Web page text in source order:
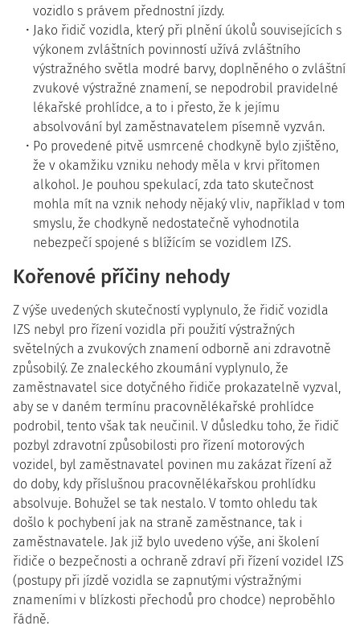
vozidlo s právem přednostní jízdy.
Jako řidič vozidla, který při plnění úkolů souvisejících s
výkonem zvláštních povinností užívá zvláštního
výstražného světla modré barvy, doplněného o zvláštní
zvukové výstražné znamení, se nepodrobil pravidelné
lékařské prohlídce, a to i přesto, že k jejímu
absolvování byl zaměstnavatelem písemně vyzván.
Po provedené pitvě usmrcené chodkyně bylo zjištěno,
že v okamžiku vzniku nehody měla v krvi přítomen
alkohol. Je pouhou spekulací, zda tato skutečnost
mohla mít na vznik nehody nějaký vliv, například v tom
smyslu, že chodkyně nedostatečně vyhodnotila
nebezpečí spojené s blížícím se vozidlem IZS.
Kořenové příčiny nehody
Z výše uvedených skutečností vyplynulo, že řidič vozidla
IZS nebyl pro řízení vozidla při použití výstražných
světelných a zvukových znamení odborně ani zdravotně
způsobilý. Ze znaleckého zkoumání vyplynulo, že
zaměstnavatel sice dotyčného řidiče prokazatelně vyzval,
aby se v daném termínu pracovnělékařské prohlídce
podrobil, tento však tak neučinil. V důsledku toho, že řidič
pozbyl zdravotní způsobilosti pro řízení motorových
vozidel, byl zaměstnavatel povinen mu zakázat řízení až
do doby, kdy příslušnou pracovnělékařskou prohlídku
absolvuje. Bohužel se tak nestalo. V tomto ohledu tak
došlo k pochybení jak na straně zaměstnance, tak i
zaměstnavatele. Jak již bylo uvedeno výše, ani školení
řidiče o bezpečnosti a ochraně zdraví při řízení vozidel IZS
(postupy při jízdě vozidla se zapnutými výstražnými
znameními v blízkosti přechodů pro chodce) neproběhlo
řádně.